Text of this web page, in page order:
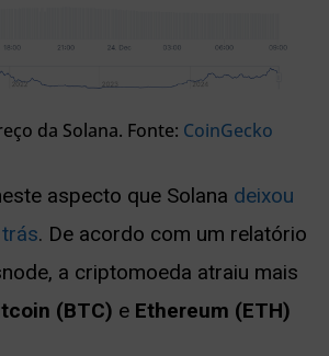
da Solana. Fonte: CoinGecko
aspecto que Solana deixou
. De acordo com um relatório
a criptomoeda atraiu mais
(BTC) e Ethereum (ETH)